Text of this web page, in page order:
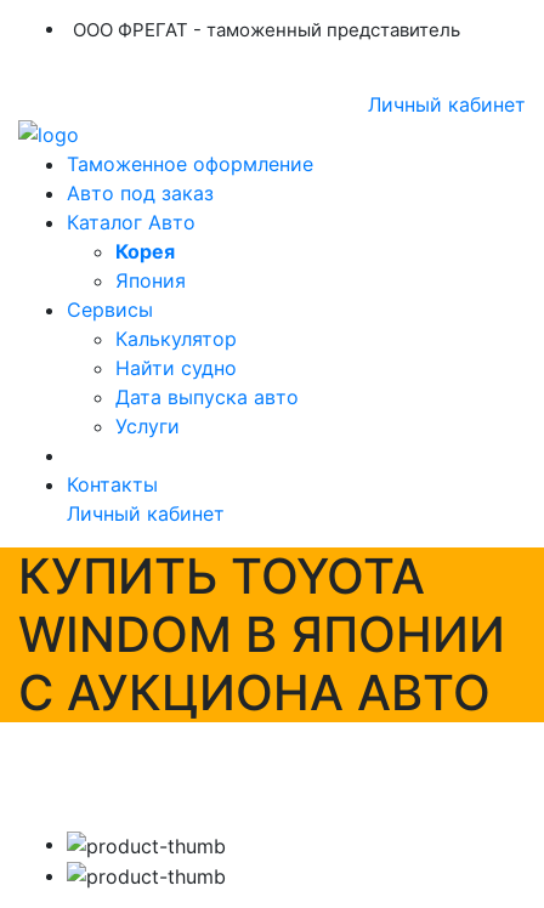
ООО ФРЕГАТ - таможенный представитель
Личный кабинет
Таможенное оформление
Авто под заказ
Каталог Авто
Корея
Япония
Сервисы
Калькулятор
Найти судно
Дата выпуска авто
Услуги
Контакты
Личный кабинет
КУПИТЬ TOYOTA
WINDOM В ЯПОНИИ
С АУКЦИОНА АВТО